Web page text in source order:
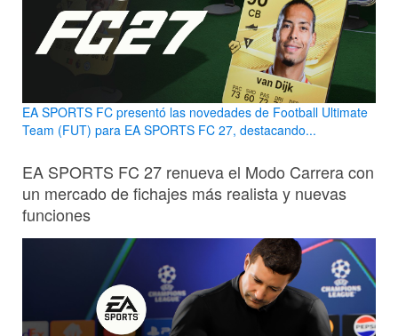
EA SPORTS FC presentó las novedades de Football Ultimate
Team (FUT) para EA SPORTS FC 27, destacando...
EA SPORTS FC 27 renueva el Modo Carrera con
un mercado de fichajes más realista y nuevas
funciones